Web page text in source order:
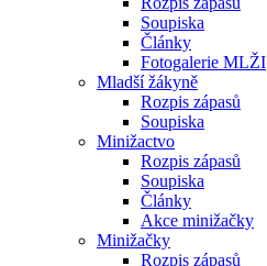
Soupiska
Články
Fotogalerie MLŽI
Mladší žákyně
Rozpis zápasů
Soupiska
Minižactvo
Rozpis zápasů
Soupiska
Články
Akce minižačky
Minižačky
Rozpis zápasů